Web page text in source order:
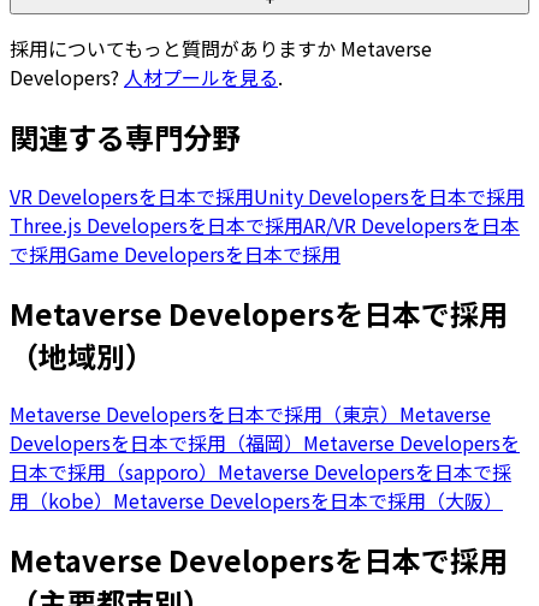
採用についてもっと質問がありますか Metaverse
Developers? 人材プールを見る.
関連する専門分野
VR Developersを日本で採用Unity Developersを日本で採用
Three.js Developersを日本で採用AR/VR Developersを日本
で採用Game Developersを日本で採用
Metaverse Developersを日本で採用
（地域別）
Metaverse Developersを日本で採用（東京） Metaverse
Developersを日本で採用（福岡） Metaverse Developersを
日本で採用（sapporo） Metaverse Developersを日本で採
用（kobe） Metaverse Developersを日本で採用（大阪）
Metaverse Developersを日本で採用